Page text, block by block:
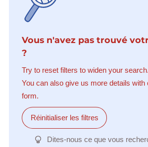
Vous n'avez pas trouvé
?
Try to reset filters to widen your search.
You can also give us more details with
form.
Réinitialiser les filtres
Dites-nous ce que vous